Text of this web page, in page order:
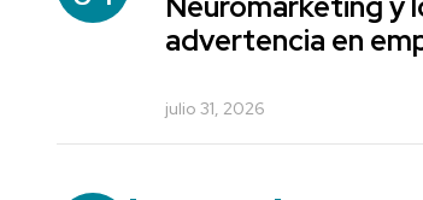
advertencia en
julio 31, 2026